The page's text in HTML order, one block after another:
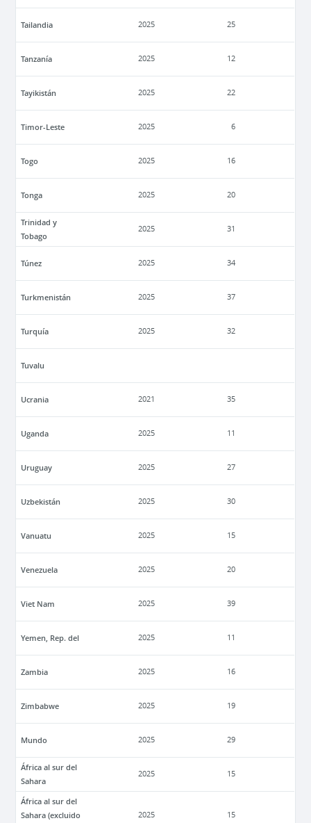
Tailandia 2025 25
Tanzanía 2025 12
Tayikistán 2025 22
Timor-Leste 2025 6
Togo 2025 16
Tonga 2025 20
Trinidad y
Tobago
2025 31
Túnez 2025 34
Turkmenistán 2025 37
Turquía 2025 32
Tuvalu
Ucrania 2021 35
Uganda 2025 11
Uruguay 2025 27
Uzbekistán 2025 30
Vanuatu 2025 15
Venezuela 2025 20
Viet Nam 2025 39
Yemen, Rep. del 2025 11
Zambia 2025 16
Zimbabwe 2025 19
Mundo 2025 29
África al sur del
Sahara
2025 15
África al sur del
Sahara (excluido
2025 15